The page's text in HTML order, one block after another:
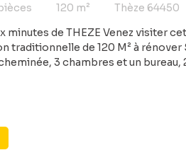
120 m²
Thèze 64450
minutes de THEZE Venez visiter
traditionnelle de 120 M² à rénover
3 chambres et un bureau,